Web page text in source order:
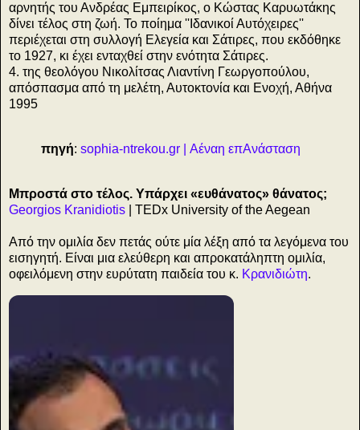
αρνητής του Ανδρέας Εμπειρίκος, ο Κώστας Καρυωτάκης
δίνει τέλος στη ζωή. Το ποίημα ''Ιδανικοί Αυτόχειρες''
περιέχεται στη συλλογή Ελεγεία και Σάτιρες, που εκδόθηκε
το 1927, κι έχει ενταχθεί στην ενότητα Σάτιρες.
4. της θεολόγου Νικολίτσας Λιαντίνη Γεωργοπούλου,
απόσπασμα από τη μελέτη, Αυτοκτονία και Ενοχή, Αθήνα
1995
πηγή: sophia-ntrekou.gr | Αέναη επΑνάσταση
Μπροστά στο τέλος. Υπάρχει «ευθάνατος» θάνατος;
Georgios Kranidiotis | TEDx University of the Aegean
Από την ομιλία δεν πετάς ούτε μία λέξη από τα λεγόμενα του
εισηγητή. Είναι μια ελεύθερη και απροκατάληπτη ομιλία,
οφειλόμενη στην ευρύτατη παιδεία του κ. Κρανιδιώτη.